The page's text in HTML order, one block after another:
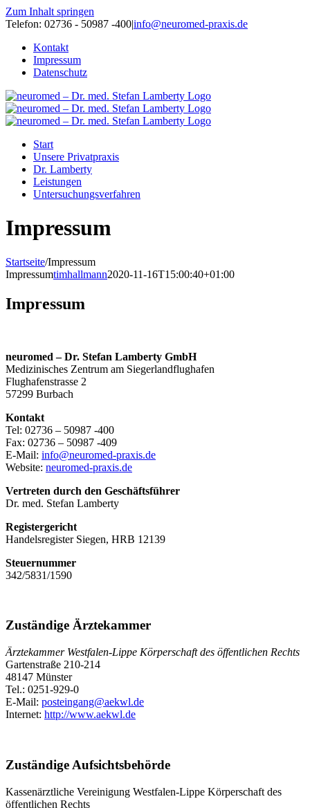
Zum Inhalt springen
Telefon: 02736 - 50987 -400|info@neuromed-praxis.de
Kontakt
Impressum
Datenschutz
Start
Unsere Privatpraxis
Dr. Lamberty
Leistungen
Untersuchungsverfahren
Impressum
Startseite/Impressum
Impressumtimhallmann2020-11-16T15:00:40+01:00
Impressum
neuromed – Dr. Stefan Lamberty GmbH
Medizinisches Zentrum am Siegerlandflughafen
Flughafenstrasse 2
57299 Burbach
Kontakt
Tel: 02736 – 50987 -400
Fax: 02736 – 50987 -409
E-Mail: info@neuromed-praxis.de
Website: neuromed-praxis.de
Vertreten durch den Geschäftsführer
Dr. med. Stefan Lamberty
Registergericht
Handelsregister Siegen, HRB 12139
Steuernummer
342/5831/1590
Zuständige Ärztekammer
Ärztekammer Westfalen-Lippe Körperschaft des öffentlichen Rechts
Gartenstraße 210-214
48147 Münster
Tel.: 0251-929-0
E-Mail: posteingang@aekwl.de
Internet: http://www.aekwl.de
Zuständige Aufsichtsbehörde
Kassenärztliche Vereinigung Westfalen-Lippe Körperschaft des
öffentlichen Rechts